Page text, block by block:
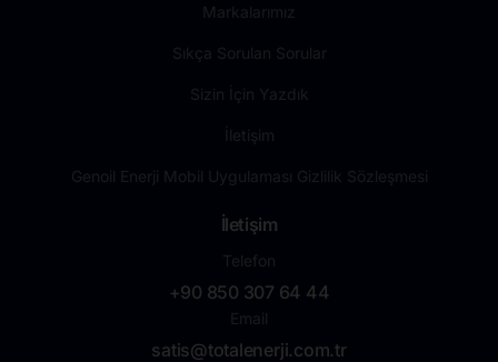
Markalarımız
Sıkça Sorulan Sorular
Sizin İçin Yazdık
İletişim
Genoil Enerji Mobil Uygulaması Gizlilik Sözleşmesi
İletişim
Telefon
+90 850 307 64 44
Email
satis@totalenerji.com.tr